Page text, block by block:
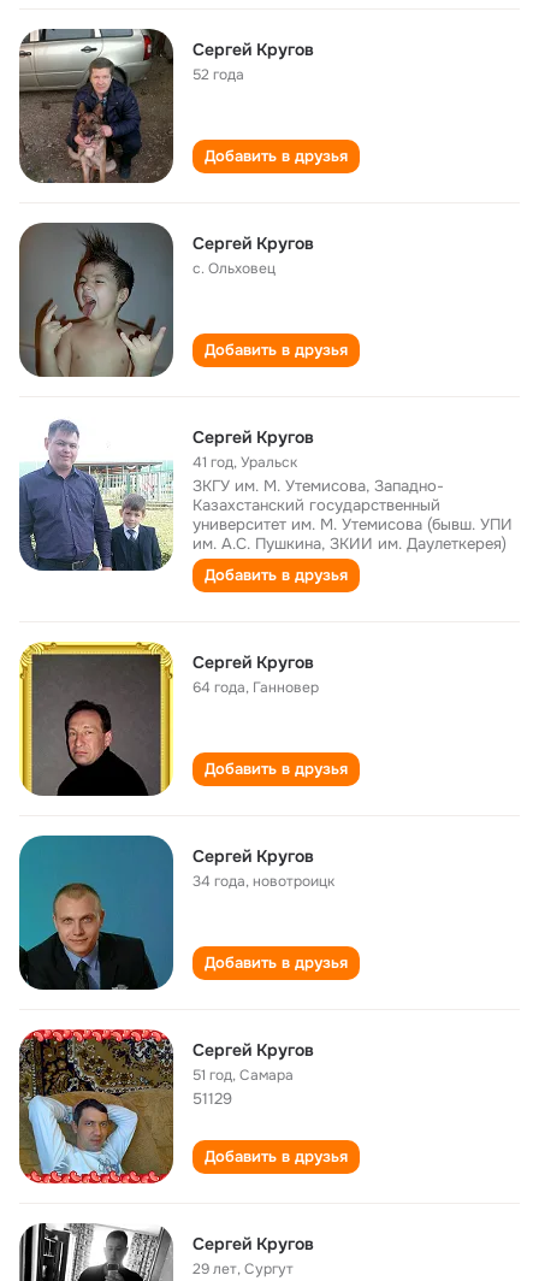
Сергей Кругов
52 года
Добавить в друзья
Сергей Кругов
с. Ольховец
Добавить в друзья
Сергей Кругов
41 год,Уральск
ЗКГУ им. М. Утемисова, Западно-
Казахстанский государственный
университет им. М. Утемисова (бывш. УПИ
им. А.С. Пушкина, ЗКИИ им. Даулеткерея)
Добавить в друзья
Сергей Кругов
64 года, Ганновер
Добавить в друзья
Сергей Кругов
34 года,новотроицк
Добавить в друзья
Сергей Кругов
51 год,Самара
51129
Добавить в друзья
Сергей Кругов
29 лет,Сургут